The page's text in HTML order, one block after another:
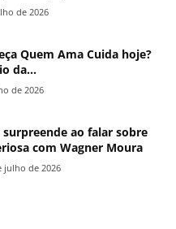
de 2026
Quem Ama Cuida hoje?
da...
de 2026
ao falar sobre
com Wagner Moura
julho de 2026